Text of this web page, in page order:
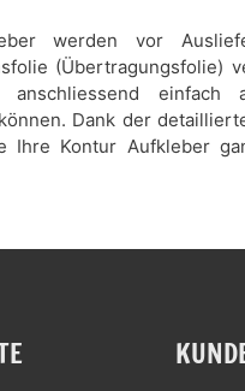
werden vor
(Übertragungsfolie)
anschliessend einfach
Dank der
Ihre Kontur Aufkleber